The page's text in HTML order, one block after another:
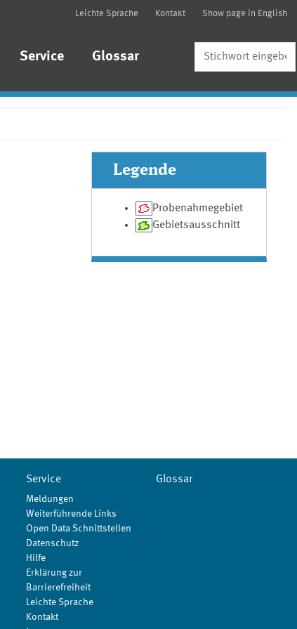
Leichte Sprache Kontakt Show page in English
Service Glossar
Legende
Probenahmegebiet
Gebietsausschnitt
Service
Meldungen
Weiterführende Links
Open Data Schnittstellen
Datenschutz
Hilfe
Erklärung zur
Barrierefreiheit
Leichte Sprache
Kontakt
Glossar